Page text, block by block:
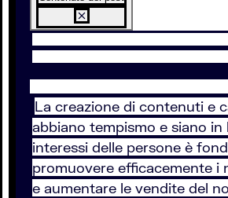
La creazione di contenuti e
abbiano tempismo e siano in
interessi delle persone è
promuovere efficacemente i
e aumentare le vendite del